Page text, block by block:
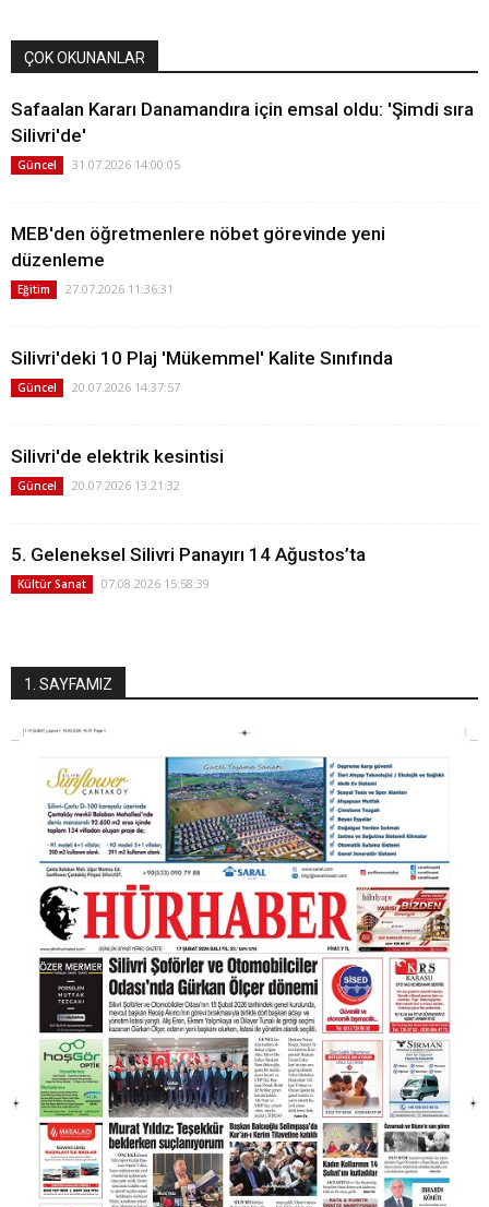
ÇOK OKUNANLAR
Safaalan Kararı Danamandıra için emsal oldu: 'Şimdi sıra
Silivri'de'
Güncel 31.07.2026 14:00:05
MEB'den öğretmenlere nöbet görevinde yeni
düzenleme
Eğitim 27.07.2026 11:36:31
Silivri'deki 10 Plaj 'Mükemmel' Kalite Sınıfında
Güncel 20.07.2026 14:37:57
Silivri'de elektrik kesintisi
Güncel 20.07.2026 13:21:32
5. Geleneksel Silivri Panayırı 14 Ağustos’ta
Kültür Sanat 07.08.2026 15:58:39
1. SAYFAMIZ